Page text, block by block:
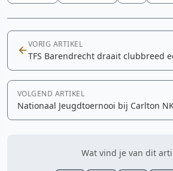
VORIG ARTIKEL
TFS Barendrecht draait clubbreed
VOLGEND ARTIKEL
Nationaal Jeugdtoernooi bij Carlton
Wat vind je van dit